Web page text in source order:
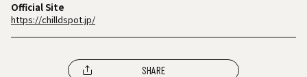
Official Site
https://chilldspot.jp/
SHARE